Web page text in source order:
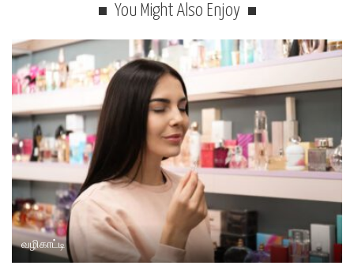
You Might Also Enjoy
வழிகாட்டி